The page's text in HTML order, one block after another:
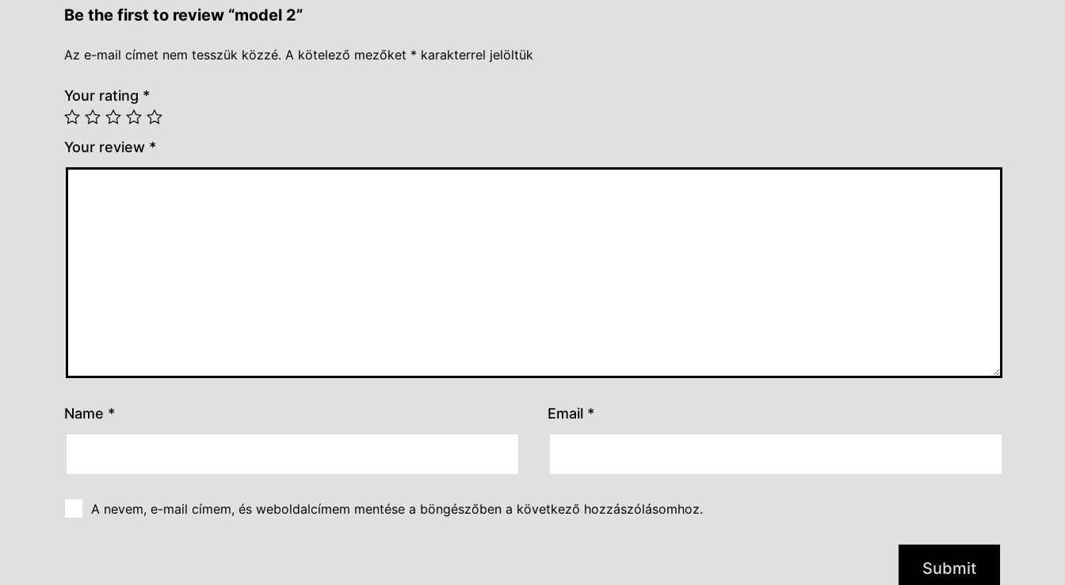
Be the first to review “model 2”
Az e-mail címet nem tesszük közzé. A kötelező mezőket * karakterrel jelöltük
Your rating *
Your review *
Name * Email *
A nevem, e-mail címem, és weboldalcímem mentése a böngészőben a következő hozzászólásomhoz.